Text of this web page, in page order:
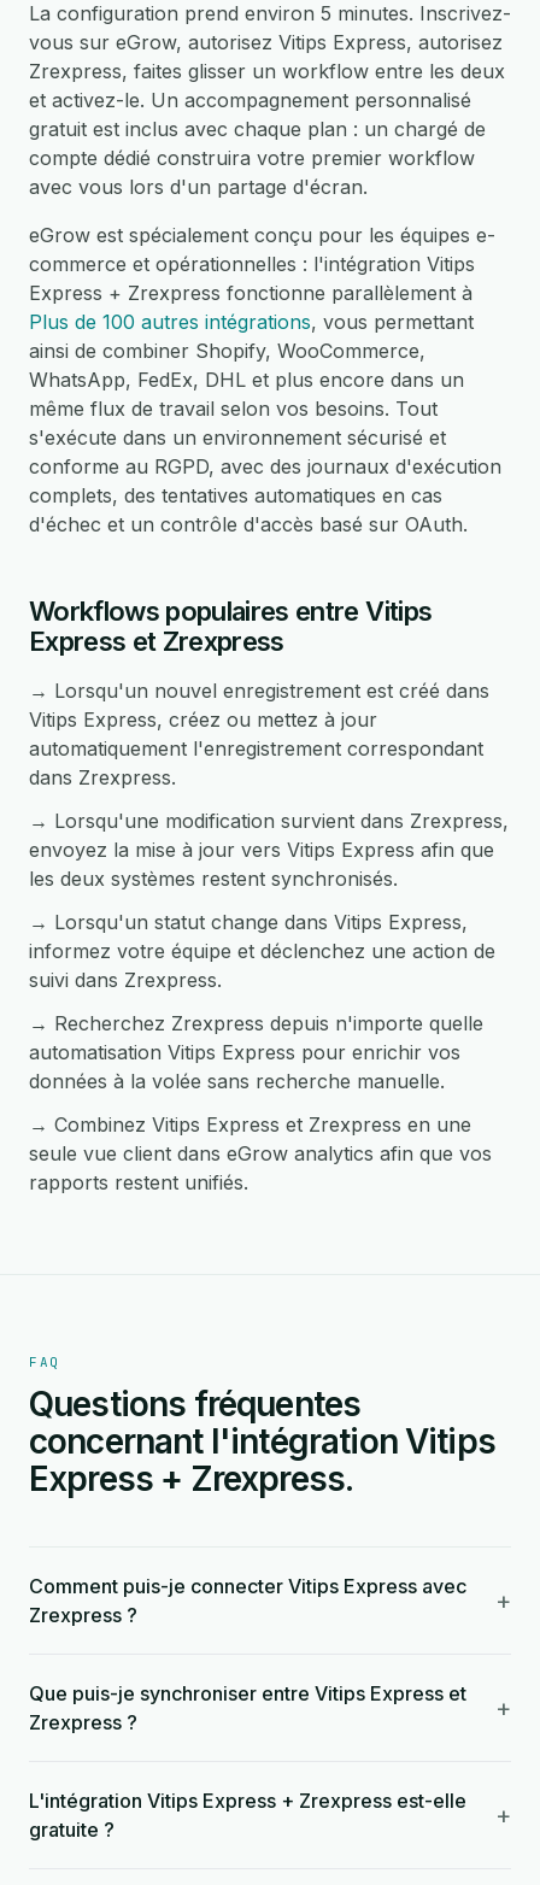
La configuration prend environ 5 minutes. Inscrivez-
vous sur eGrow, autorisez Vitips Express, autorisez
Zrexpress, faites glisser un workflow entre les deux
et activez-le. Un accompagnement personnalisé
gratuit est inclus avec chaque plan : un chargé de
compte dédié construira votre premier workflow
avec vous lors d'un partage d'écran.
eGrow est spécialement conçu pour les équipes e-
commerce et opérationnelles : l'intégration Vitips
Express + Zrexpress fonctionne parallèlement à
Plus de 100 autres intégrations, vous permettant
ainsi de combiner Shopify, WooCommerce,
WhatsApp, FedEx, DHL et plus encore dans un
même flux de travail selon vos besoins. Tout
s'exécute dans un environnement sécurisé et
conforme au RGPD, avec des journaux d'exécution
complets, des tentatives automatiques en cas
d'échec et un contrôle d'accès basé sur OAuth.
Workflows populaires entre Vitips
Express et Zrexpress
→ Lorsqu'un nouvel enregistrement est créé dans
Vitips Express, créez ou mettez à jour
automatiquement l'enregistrement correspondant
dans Zrexpress.
→ Lorsqu'une modification survient dans Zrexpress,
envoyez la mise à jour vers Vitips Express afin que
les deux systèmes restent synchronisés.
→ Lorsqu'un statut change dans Vitips Express,
informez votre équipe et déclenchez une action de
suivi dans Zrexpress.
→ Recherchez Zrexpress depuis n'importe quelle
automatisation Vitips Express pour enrichir vos
données à la volée sans recherche manuelle.
→ Combinez Vitips Express et Zrexpress en une
seule vue client dans eGrow analytics afin que vos
rapports restent unifiés.
FAQ
Questions fréquentes
concernant l'intégration Vitips
Express + Zrexpress.
Comment puis-je connecter Vitips Express avec
Zrexpress ?
+
Que puis-je synchroniser entre Vitips Express et
Zrexpress ?
+
L'intégration Vitips Express + Zrexpress est-elle
gratuite ?
+